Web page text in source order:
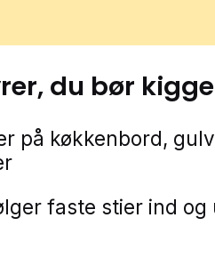
, du bør
på køkkenbord,
faste stier ind og